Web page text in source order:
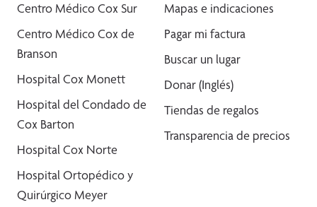
Centro Médico Cox Sur
Centro Médico Cox de
Branson
Hospital Cox Monett
Hospital del Condado de
Cox Barton
Hospital Cox Norte
Hospital Ortopédico y
Quirúrgico Meyer
Mapas e indicaciones
Pagar mi factura
Buscar un lugar
Donar (Inglés)
Tiendas de regalos
Transparencia de precios